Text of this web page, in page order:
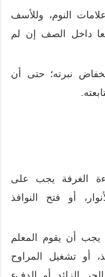
النوم، وللأسف
داخل الصف إن لم
نبرته؛ حتى أن
الغرفة يجب على
أو فتح النوافذ
يجب أن يقوم المعلم
أو تشغيل المراوح